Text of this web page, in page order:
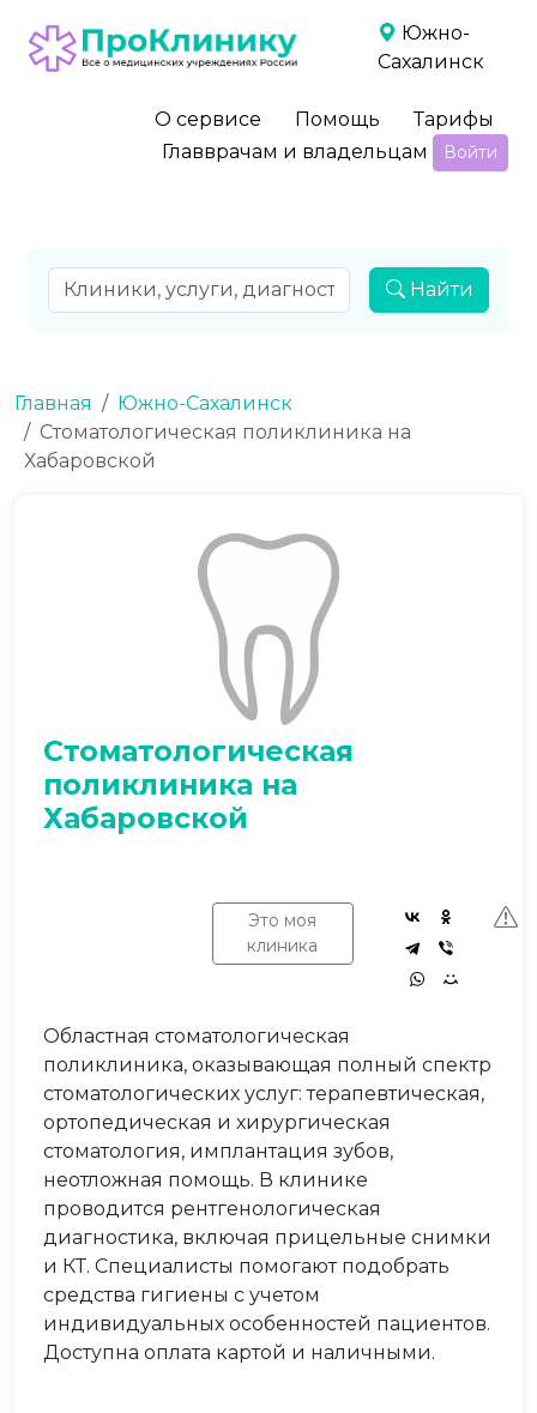
Южно-
Сахалинск
О сервисе Помощь
Тарифы
Главврачам и владельцам
Войти
Найти
Главная
Южно-Сахалинск
Стоматологическая поликлиника на
Хабаровской
Стоматологическая
поликлиника на
Хабаровской
Это моя
клиника
Областная стоматологическая
поликлиника, оказывающая полный спектр
стоматологических услуг: терапевтическая,
ортопедическая и хирургическая
стоматология, имплантация зубов,
неотложная помощь. В клинике
проводится рентгенологическая
диагностика, включая прицельные снимки
и КТ. Специалисты помогают подобрать
средства гигиены с учетом
индивидуальных особенностей пациентов.
Доступна оплата картой и наличными.